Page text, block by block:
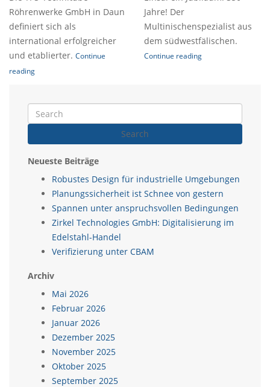
Röhrenwerke GmbH in Daun
definiert sich als
international erfolgreicher
und etablierter. Continue
reading
Jahre! Der
Multinischenspezialist aus
dem südwestfälischen.
Continue reading
Search
Neueste Beiträge
Robustes Design für industrielle Umgebungen
Planungssicherheit ist Schnee von gestern
Spannen unter anspruchsvollen Bedingungen
Zirkel Technologies GmbH: Digitalisierung im
Edelstahl-Handel
Verifizierung unter CBAM
Archiv
Mai 2026
Februar 2026
Januar 2026
Dezember 2025
November 2025
Oktober 2025
September 2025